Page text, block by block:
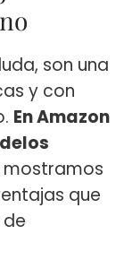
son una
y con
En Amazon
mostramos
que